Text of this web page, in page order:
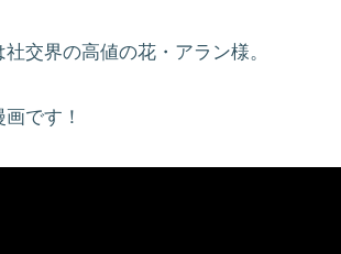
交界の高値の花・アラン様。
です！